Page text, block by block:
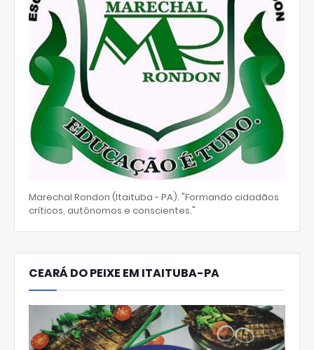
Marechal Rondon (Itaituba - PA). "Formando cidadãos
críticos, autônomos e conscientes."
CEARÁ DO PEIXE EM ITAITUBA-PA